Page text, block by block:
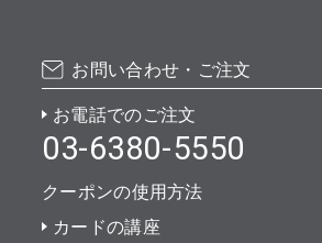
お問い合わせ・ご注文
お電話でのご注文
03-6380-5550
クーポンの使用方法
カードの講座